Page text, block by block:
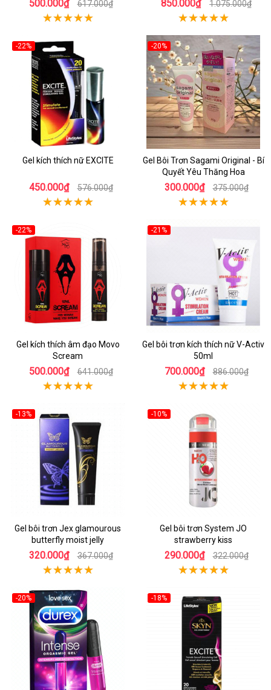
500.000₫ 617.000₫ 850.000₫ 1.075.000₫
-22%
Gel kích thích nữ EXCITE
450.000₫ 576.000₫
-20%
Gel Bôi Trơn Sagami Original - Bí
Quyết Yêu Thăng Hoa
300.000₫ 375.000₫
-22%
Gel kích thích âm đạo Movo
Scream
500.000₫ 641.000₫
-21%
Gel bôi trơn kích thích nữ V-Activ
50ml
700.000₫ 886.000₫
-13%
Gel bôi trơn Jex glamourous
butterfly moist jelly
320.000₫ 367.000₫
-10%
Gel bôi trơn System JO
strawberry kiss
290.000₫ 322.000₫
-20% -18%